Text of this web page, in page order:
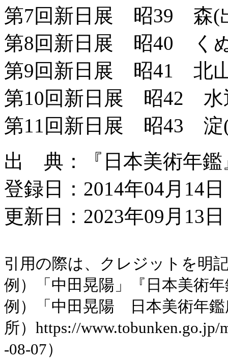
第7回新日展 昭39 森(
第8回新日展 昭40 く
第9回新日展 昭41 北
第10回新日展 昭42 水
第11回新日展 昭43 淀
出 典：『日本美術年鑑
登録日：2014年04月14日
更新日：2023年09月13
引用の際は、クレジットを明
例）「中田晃陽」『日本美術
例）「中田晃陽 日本美術年鑑
所）https://
-08-07）